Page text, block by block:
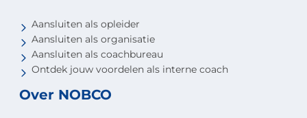
Aansluiten als opleider
Aansluiten als organisatie
Aansluiten als coachbureau
Ontdek jouw voordelen als interne coach
Over NOBCO